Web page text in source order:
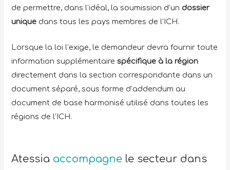
de permettre, dans l’idéal, la soumission d’un dossier
unique dans tous les pays membres de l’ICH.
Lorsque la loi l’exige, le demandeur devra fournir toute
information supplémentairespécifique à la région
directement dans la section correspondante dans un
document séparé, sous forme d’addendum au
document de base harmonisé utilisé dans toutes les
régions de l’ICH.
Atessia accompagne le secteur dans